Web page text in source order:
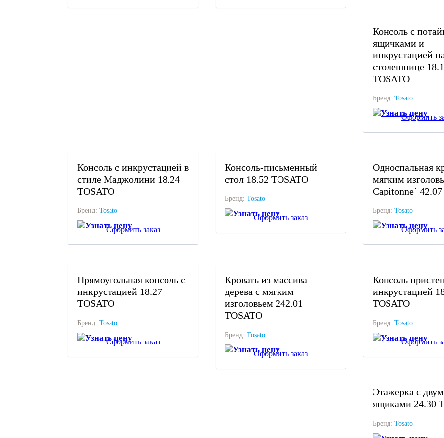
Консоль с
ящичками и
инкрустацией на
столешнице
TOSATO
Бренд: Tosato
Узнать цену
Оформить
Консоль с инкрустацией в
стиле Маджолини 18.24
TOSATO
Бренд: Tosato
Узнать цену
Оформить заказ
Консоль-письменный
стол 18.52 TOSATO
Бренд: Tosato
Узнать цену
Оформить заказ
Односпальная
мягким
Capitonne`
Бренд: Tosato
Узнать цену
Оформить
Прямоугольная консоль с
инкрустацией 18.27
TOSATO
Бренд: Tosato
Узнать цену
Оформить заказ
Кровать из массива
дерева с мягким
изголовьем 242.01
TOSATO
Бренд: Tosato
Узнать цену
Оформить заказ
Консоль
инкрустацией
TOSATO
Бренд: Tosato
Узнать цену
Оформить
Этажерка с
ящиками 24.30
Бренд: Tosato